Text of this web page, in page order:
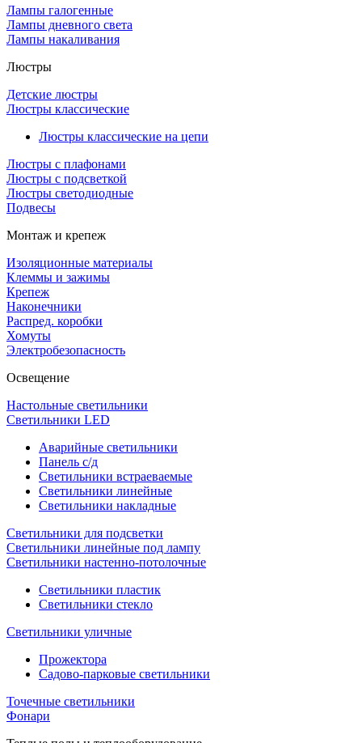
Лампы галогенные
Лампы дневного света
Лампы накаливания
Люстры
Детские люстры
Люстры классические
Люстры классические на цепи
Люстры с плафонами
Люстры с подсветкой
Люстры светодиодные
Подвесы
Монтаж и крепеж
Изоляционные материалы
Клеммы и зажимы
Крепеж
Наконечники
Распред. коробки
Хомуты
Электробезопасность
Освещение
Настольные светильники
Светильники LED
Аварийные светильники
Панель с/д
Светильники встраеваемые
Светильники линейные
Светильники накладные
Светильники для подсветки
Светильники линейные под лампу
Светильники настенно-потолочные
Светильники плаcтик
Светильники стекло
Светильники уличные
Прожектора
Садово-парковые светильники
Точечные светильники
Фонари